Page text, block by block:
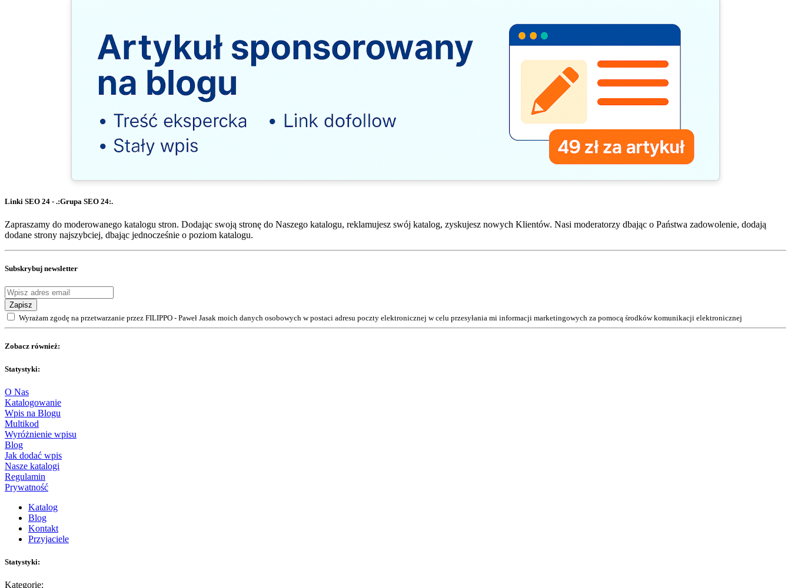
Linki SEO 24 - .:Grupa SEO 24:.
Zapraszamy do moderowanego katalogu stron. Dodając swoją stronę do Naszego katalogu, reklamujesz swój katalog, zyskujesz nowych Klientów. Nasi moderatorzy dbając o Państwa zadowolenie, dodają
dodane strony najszybciej, dbając jednocześnie o poziom katalogu.
Subskrybuj newsletter
Zapisz
Wyrażam zgodę na przetwarzanie przez FILIPPO - Paweł Jasak moich danych osobowych w postaci adresu poczty elektronicznej w celu przesyłania mi informacji marketingowych za pomocą środków komunikacji elektronicznej
Zobacz również:
Statystyki:
O Nas
Katalogowanie
Wpis na Blogu
Multikod
Wyróżnienie wpisu
Blog
Jak dodać wpis
Nasze katalogi
Regulamin
Prywatność
Katalog
Blog
Kontakt
Przyjaciele
Statystyki:
Kategorie: